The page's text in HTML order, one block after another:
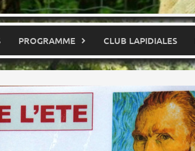
PROGRAMME CLUB LAPIDIALES